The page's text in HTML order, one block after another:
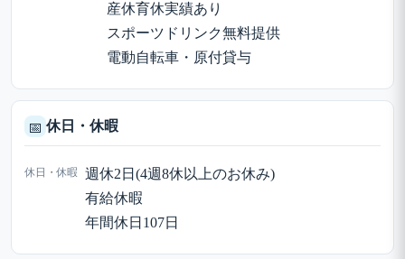
産休育休実績あり
スポーツドリンク無料提供
電動自転車・原付貸与
📅 休日・休暇
休日・休暇
週休2日(4週8休以上のお休み)
有給休暇
年間休日107日